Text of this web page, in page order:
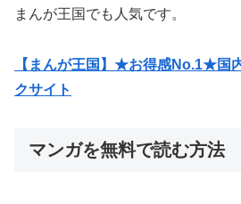
まんが王国でも人気です。
【まんが王国】★お得感No.1★国
クサイト
マンガを無料で読む方法